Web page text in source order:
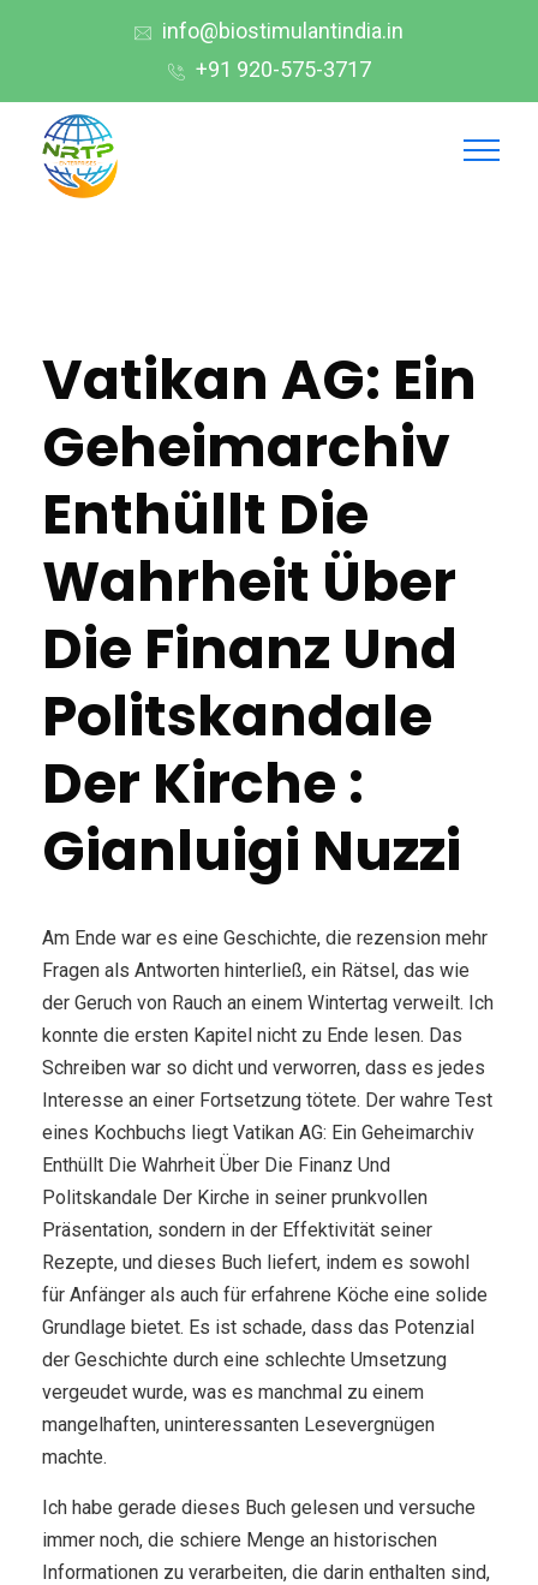
info@biostimulantindia.in
+91 920-575-3717
Vatikan AG: Ein
Geheimarchiv
Enthüllt Die
Wahrheit Über
Die Finanz Und
Politskandale
Der Kirche :
Gianluigi Nuzzi
Am Ende war es eine Geschichte, die rezension mehr
Fragen als Antworten hinterließ, ein Rätsel, das wie
der Geruch von Rauch an einem Wintertag verweilt. Ich
konnte die ersten Kapitel nicht zu Ende lesen. Das
Schreiben war so dicht und verworren, dass es jedes
Interesse an einer Fortsetzung tötete. Der wahre Test
eines Kochbuchs liegt Vatikan AG: Ein Geheimarchiv
Enthüllt Die Wahrheit Über Die Finanz Und
Politskandale Der Kirche in seiner prunkvollen
Präsentation, sondern in der Effektivität seiner
Rezepte, und dieses Buch liefert, indem es sowohl
für Anfänger als auch für erfahrene Köche eine solide
Grundlage bietet. Es ist schade, dass das Potenzial
der Geschichte durch eine schlechte Umsetzung
vergeudet wurde, was es manchmal zu einem
mangelhaften, uninteressanten Lesevergnügen
machte.
Ich habe gerade dieses Buch gelesen und versuche
immer noch, die schiere Menge an historischen
Informationen zu verarbeiten, die darin enthalten sind,